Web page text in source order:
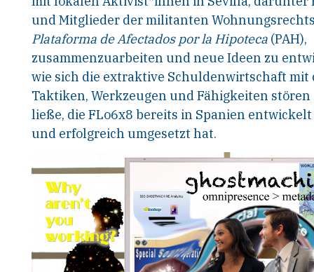
und Mitglieder der militanten
Plataforma de Afectados por la Hipoteca (PAH),
zusammenzuarbeiten und neue Ideen zu
wie sich die extraktive Schuldenwirtschaft mit
Taktiken, Werkzeugen und Fähigkeiten stören
ließe, die FLo6x8 bereits in Spanien entwickelt
und erfolgreich umgesetzt hat.